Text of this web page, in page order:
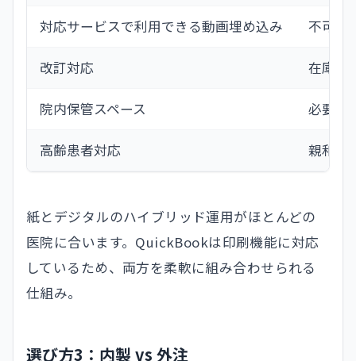
対応サービスで利用できる動画埋め込み 不可
改訂対応 在庫廃
院内保管スペース 必要
高齢患者対応 親和性
紙とデジタルのハイブリッド運用がほとんどの
医院に合います。QuickBookは印刷機能に対応
しているため、両方を柔軟に組み合わせられる
仕組み。
選び方3：内製 vs 外注